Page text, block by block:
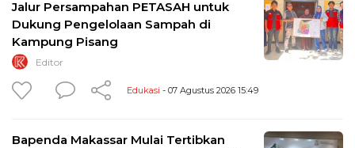
Jalur Persampahan PETASAH untuk
Dukung Pengelolaan Sampah di
Kampung Pisang
Editor
Edukasi - 07 Agustus 2026 15:49
Bapenda Makassar Mulai Tertibkan